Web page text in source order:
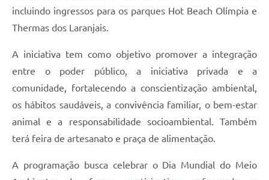
incluindo ingressos para os parques Hot Beach Olímpia e
Thermas dos Laranjais.
A iniciativa tem como objetivo promover a integração
entre o poder público, a iniciativa privada e a
comunidade, fortalecendo a conscientização ambiental,
os hábitos saudáveis, a convivência familiar, o bem-estar
animal e a responsabilidade socioambiental. Também
terá feira de artesanato e praça de alimentação.
A programação busca celebrar o Dia Mundial do Meio